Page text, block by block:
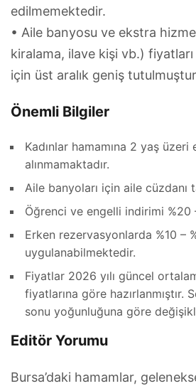
edilmemektedir.
• Aile banyosu ve ekstra
kiralama, ilave kişi vb.) fiyatları
için üst aralık geniş
Önemli Bilgiler
Kadınlar hamamına 2 yaş
alınmamaktadır.
Aile banyoları için aile cüzdanı
Öğrenci ve engelli indirimi %20
Erken rezervasyonlarda %10 –
uygulanabilmektedir.
Fiyatlar 2026 yılı güncel
fiyatlarına göre hazırlanmıştır.
sonu yoğunluğuna göre
Editör Yorumu
Bursa’daki hamamlar,